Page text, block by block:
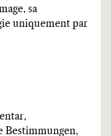
sa
uniquement par
Bestimmungen,